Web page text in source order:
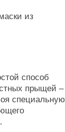
из
способ
прыщей –
специальную